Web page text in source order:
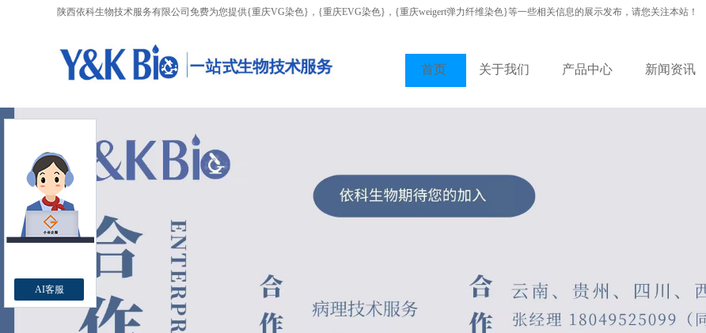
陕西依科生物技术服务有限公司免费为您提供{重庆VG染色} ，{重庆EVG染色}，{重庆weigert弹力纤维染色}等一些相关信息的展示发布，请您关注本站！
首页 关于我们 产品中心 新闻资讯
AI客服